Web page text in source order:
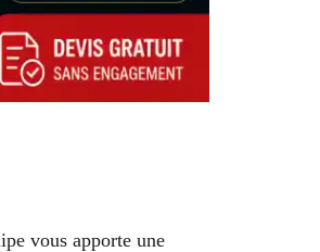
vous apporte une